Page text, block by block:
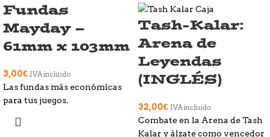
Fundas
Mayday –
61mm x 103mm
3,00€ IVA incluido
Las fundas más económicas
para tus juegos.
Tash-Kalar:
Arena de
Leyendas
(INGLÉS)
32,00€ IVA incluido
Combate en la Arena de Tash
Kalar y álzate como vencedor